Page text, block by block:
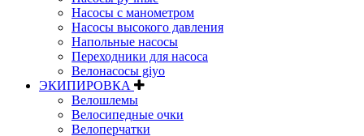
Насосы с манометром
Насосы высокого давления
Напольные насосы
Переходники для насоса
Велонасосы giyo
ЭКИПИРОВКА
Велошлемы
Велосипедные очки
Велоперчатки